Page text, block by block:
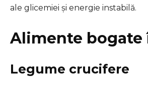
ale glicemiei și energie instabilă.
Alimente bogate
Legume crucifere